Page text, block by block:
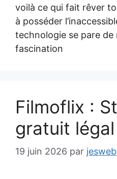
voilà ce qui fait rêver
à posséder
technologie se pare de
fascination
Filmoflix :
gratuit
19 juin 2026 par jesweb